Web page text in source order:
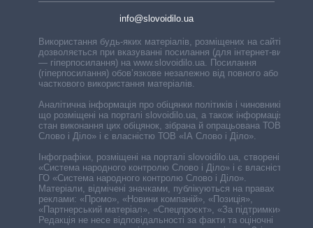
info@slovoidilo.ua
Використання будь-яких матеріалів, розміщених на сайті,
дозволяється при вказуванні посилання (для інтернет-видань
— гіперпосилання) на www.slovoidilo.ua. Посилання
(гіперпосилання) обов’язкове незалежно від повного або
часткового використання матеріалів.
Аналітична інформація про обіцянки політиків і чиновників,
що розміщені на порталі slovoidilo.ua, а також інформація про
стан виконання цих обіцянок, зібрана й опрацьована ТОВ «ІА
Слово і Діло» і є власністю ТОВ «ІА Слово і Діло».
Інфографіки, розміщені на порталі slovoidilo.ua, створені ГО
«Система народного контролю Слово і Діло» і є власністю
ГО «Система народного контролю Слово і Діло».
Матеріали, відмічені значками, публікуються на правах
реклами: «Промо», «Новини компаній», «Позиція»,
«Партнерський матеріал», «Спецпроєкт», «За підтримки».
Редакція не несе відповідальності за факти та оціночні